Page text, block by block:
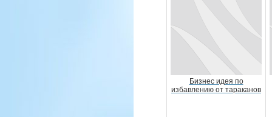
Бизнес идея по
избавлению от тараканов